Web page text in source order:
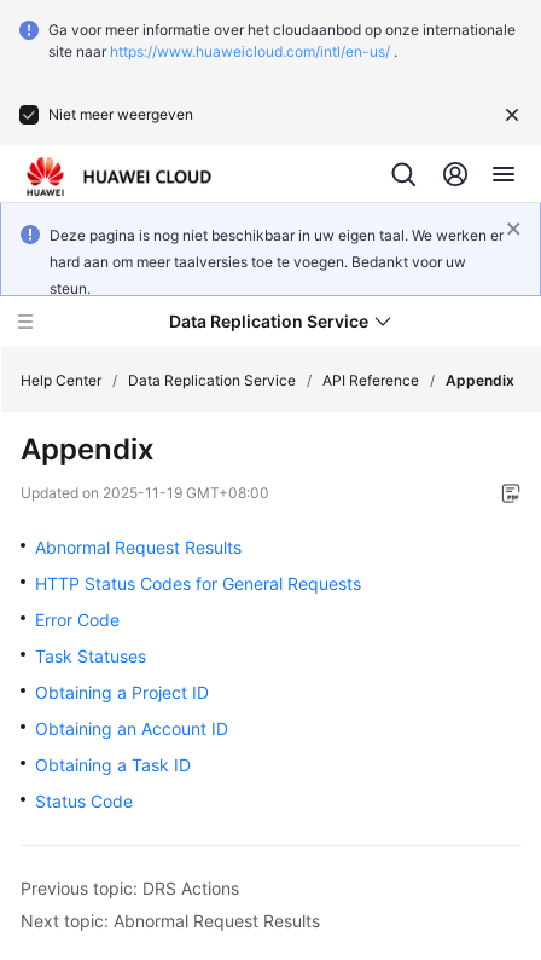
Ga voor meer informatie over het cloudaanbod op onze internationale
site naar https://www.huaweicloud.com/intl/en-us/ .
Niet meer weergeven
Deze pagina is nog niet beschikbaar in uw eigen taal. We werken er
hard aan om meer taalversies toe te voegen. Bedankt voor uw
steun.
Data Replication Service
What's
New
Function
Service
Overview
Billing
Preparations
Real-
Backup
Help Center / Data Replication Service / API Reference / Appendix
Appendix
Updated on 2025-11-19 GMT+08:00
Abnormal Request Results
HTTP Status Codes for General Requests
Error Code
Task Statuses
Obtaining a Project ID
Obtaining an Account ID
Obtaining a Task ID
Status Code
Previous topic: DRS Actions
Next topic: Abnormal Request Results